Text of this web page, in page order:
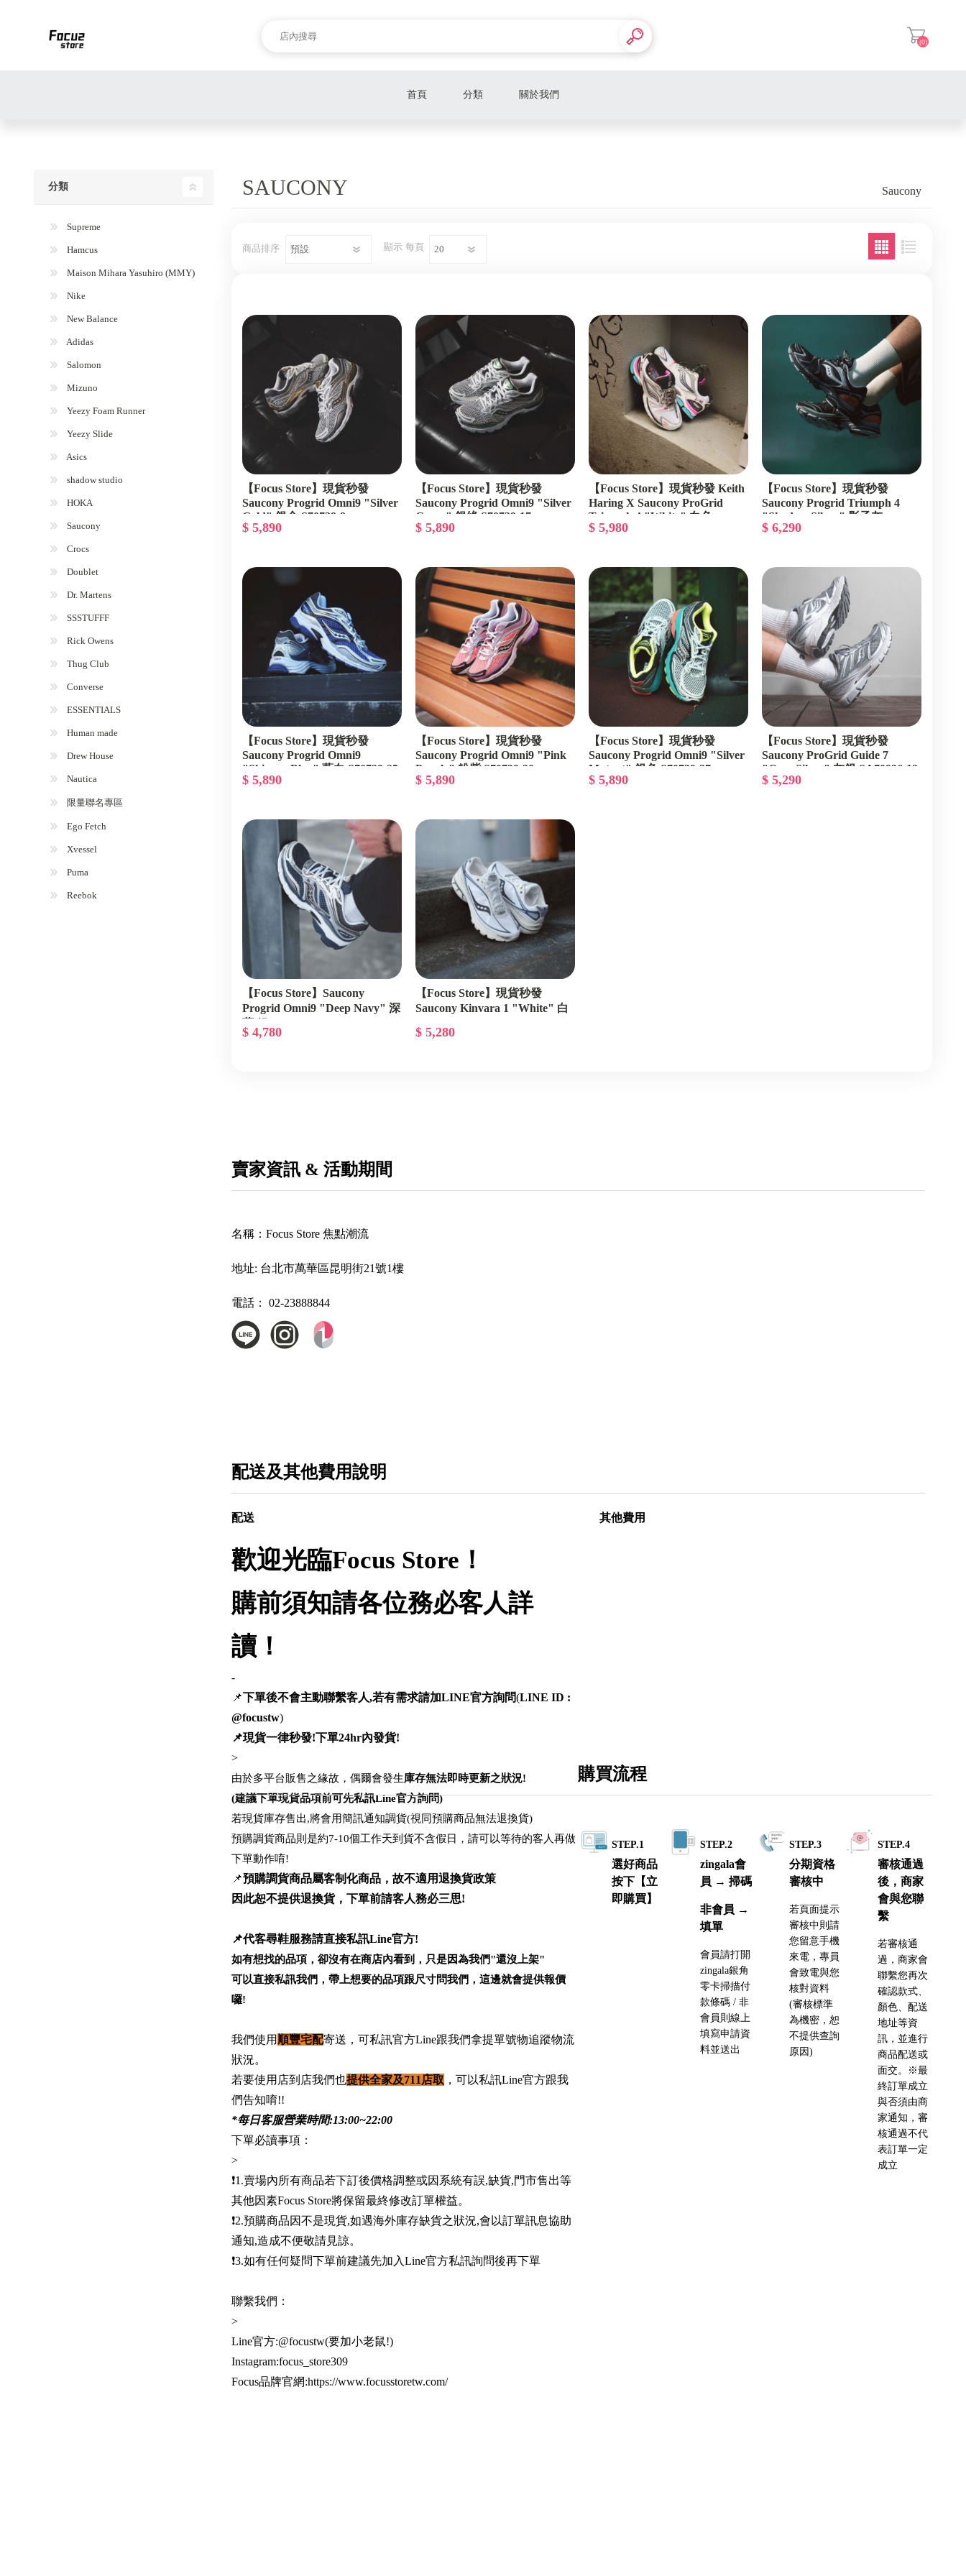
(0)
首頁 分類
Supreme 包包 / 背包
Supreme 配件
MMY Baker OG Vans 頭
MMY Wayne OG Air Force
頭
MMY Charles OG 帆布平頭
Nike Air Max 系列
Adidas x JJJJound 限量聯名
系列
Adidas Originals Superstar
Yeezy Foam Runner
Yeezy Slide
Asics Asics Gel-kayano 14
Asics Gel-Nimbus
Asics x JJJJound 限量聯名系
列
HOKA
Saucony
Dr. Martens
SSSTUFFF SSSTUFFF 短袖
SSSTUFFF 長袖 / 帽T
SSSTUFFF 帽子
SSSTUFFF 外套
SSSTUFFF 褲子
SSSTUFFF 配件
Rick Owens
Thug Club
Converse
ESSENTIALS
Human made
限量聯名專區
Ego Fetch
Xvessel
Puma
Reebok
關於我們
SAUCONY Saucony
商品排序 顯示 每頁
【Focus Store】現貨秒發
Saucony Progrid Omni9 "Silver
Gold" 銀金 S70739-9
$ 5,890
【Focus Store】現貨秒發
Saucony Progrid Omni9 "Silver
Green" 銀綠 S70739-17
$ 5,890
【Focus Store】現貨秒發 Keith
Haring X Saucony ProGrid
Triumph 4 "White" 白色
S70974-1
$ 5,980
【Focus Store】現貨秒發
Saucony Progrid Triumph 4
"Shadow Silver" 影子灰
S70937-1
$ 6,290
【Focus Store】現貨秒發
Saucony Progrid Omni9
"Skipper Blue" 藍白 S70739-25
$ 5,890
【Focus Store】現貨秒發
Saucony Progrid Omni9 "Pink
Purple" 粉紫 S70739-30
$ 5,890
【Focus Store】現貨秒發
Saucony Progrid Omni9 "Silver
Mutant" 銀色 S70739-27
$ 5,890
【Focus Store】現貨秒發
Saucony ProGrid Guide 7
"Grey Silver" 灰銀 SA70936-12
$ 5,290
【Focus Store】Saucony
Progrid Omni9 "Deep Navy" 深
$ 4,780
【Focus Store】現貨秒發
Saucony Kinvara 1 "White" 白
$ 5,280
賣家資訊 & 活動期間
名稱： Focus Store 焦點潮流
地址: 台北市萬華區昆明街21號1樓
電話： 02-23888844
配送及其他費用說明
配送
歡迎光臨Focus Store！
購前須知請各位務必客人詳
讀！
-
📌下單後不會主動聯繫客人,若有需求請加LINE官方詢問(LINE ID :
@focustw)
📌現貨一律秒發!下單24hr內發貨!
>
由於多平台販售之緣故，偶爾會發生庫存無法即時更新之狀況!
(建議下單現貨品項前可先私訊Line官方詢問)
若現貨庫存售出,將會用簡訊通知調貨(視同預購商品無法退換貨)
預購調貨商品則是約7-10個工作天到貨不含假日，請可以等待的客人再做
下單動作唷!
📌預購調貨商品屬客制化商品，故不適用退換貨政策
因此恕不提供退換貨，下單前請客人務必三思!
📌代客尋鞋服務請直接私訊Line官方!
如有想找的品項，卻沒有在商店內看到，只是因為我們"還沒上架"
可以直接私訊我們，帶上想要的品項跟尺寸問我們，這邊就會提供報價
囉!
我們使用 順豐宅配寄送，可私訊官方Line跟我們拿提單號物追蹤物流
狀況。
若要使用店到店我們也提供全家及711店取 ，可以私訊Line官方跟我
們告知唷!!
*每日客服營業時間:13:00~22:00
下單必讀事項：
>
❗️1.賣場內所有商品若下訂後價格調整或因系統有誤,缺貨,門市售出等
其他因素Focus Store將保留最終修改訂單權益。
❗️2.預購商品因不是現貨,如遇海外庫存缺貨之狀況,會以訂單訊息協助
通知,造成不便敬請見諒。
❗️3.如有任何疑問下單前建議先加入Line官方私訊詢問後再下單
聯繫我們：
>
Line官方:@focustw(要加小老鼠!)
Instagram:focus_store309
Focus品牌官網:https://www.focusstoretw.com/
其他費用
購買流程
STEP.1
選好商品
按下【立
即購買】
STEP.2
zingala會
員 → 掃碼
非會員 →
填單
會員請打開
zingala銀角
零卡掃描付
款條碼 / 非
會員則線上
填寫申請資
料並送出
STEP.3
分期資格
審核中
若頁面提示
審核中則請
您留意手機
來電，專員
會致電與您
核對資料
(審核標準
為機密，恕
不提供查詢
原因)
STEP.4
審核通過
後，商家
會與您聯
繫
若審核通
過，商家會
聯繫您再次
確認款式、
顏色、配送
地址等資
訊，並進行
商品配送或
面交。※最
終訂單成立
與否須由商
家通知，審
核通過不代
表訂單一定
成立
分類
Supreme
Hamcus
Maison Mihara Yasuhiro (MMY)
Nike
New Balance
Adidas
Salomon
Mizuno
Yeezy Foam Runner
Yeezy Slide
Asics
shadow studio
HOKA
Saucony
Crocs
Doublet
Dr. Martens
SSSTUFFF
Rick Owens
Thug Club
Converse
ESSENTIALS
Human made
Drew House
Nautica
限量聯名專區
Ego Fetch
Xvessel
Puma
Reebok